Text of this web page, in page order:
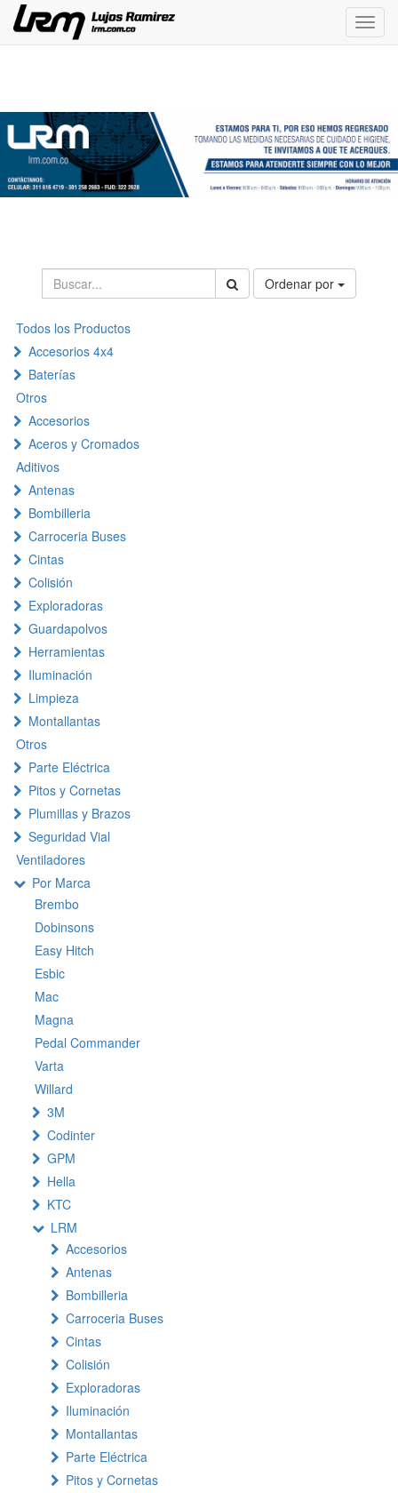
Menú
de
Ordenar por
Todos los Productos
Accesorios 4x4
Baterías
Otros
Accesorios
Aceros y Cromados
Aditivos
Antenas
Bombilleria
Carroceria Buses
Cintas
Colisión
Exploradoras
Guardapolvos
Herramientas
Iluminación
Limpieza
Montallantas
Otros
Parte Eléctrica
Pitos y Cornetas
Plumillas y Brazos
Seguridad Vial
Ventiladores
Por Marca
Brembo
Dobinsons
Easy Hitch
Esbic
Mac
Magna
Pedal Commander
Varta
Willard
3M
Codinter
GPM
Hella
KTC
LRM
Accesorios
Antenas
Bombilleria
Carroceria Buses
Cintas
Colisión
Exploradoras
Iluminación
Montallantas
Parte Eléctrica
Pitos y Cornetas